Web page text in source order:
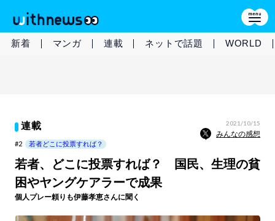
新着 マンガ 連載 ネットで話題 WORLD
連載 2021/10/15
みんなの感想
#2 若者どこに投票すれば？
若者、どこに投票すれば？ 国民、生理の貧
困やヤングケアラーで成果
個人プレー頼りも伊藤孝恵さんに聞く